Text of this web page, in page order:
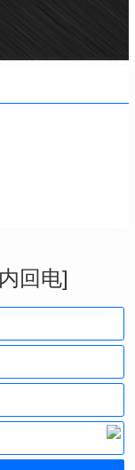
回电]